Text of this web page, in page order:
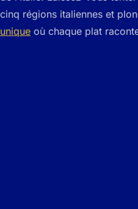
cinq régions italiennes et
unique où chaque plat